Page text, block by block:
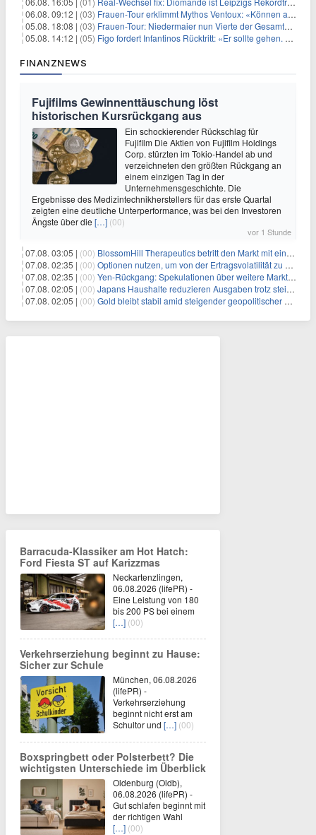
06.08. 09:12 | (03) Frauen-Tour erklimmt Mythos Ventoux: «Können alles schaffen»
05.08. 18:08 | (03) Frauen-Tour: Niedermaier nun Vierte der Gesamtwertung
05.08. 14:12 | (05) Figo fordert Infantinos Rücktritt: «Er sollte gehen. Jetzt»
FINANZNEWS
Fujifilms Gewinnenttäuschung löst
historischen Kursrückgang aus
Ein schockierender Rückschlag für
Fujifilm Die Aktien von Fujifilm Holdings
Corp. stürzten im Tokio-Handel ab und
verzeichneten den größten Rückgang an
einem einzigen Tag in der
Unternehmensgeschichte. Die
Ergebnisse des Medizintechnikherstellers für das erste Quartal
zeigten eine deutliche Unterperformance, was bei den Investoren
Ängste über die […] (00)
vor 1 Stunde
07.08. 03:05 | (00) BlossomHill Therapeutics betritt den Markt mit einem IPO-Boost von 150 Millionen Dollar
07.08. 02:35 | (00) Optionen nutzen, um von der Ertragsvolatilität zu profitieren
07.08. 02:35 | (00) Yen-Rückgang: Spekulationen über weitere Marktinterventionen nehmen zu
07.08. 02:05 | (00) Japans Haushalte reduzieren Ausgaben trotz steigender Löhne: Ein Warnsignal für das Wachstum
07.08. 02:05 | (00) Gold bleibt stabil amid steigender geopolitischer Spannungen im Persischen Golf
Barracuda-Klassiker am Hot Hatch:
Ford Fiesta ST auf Karizzmas
Neckartenzlingen,
06.08.2026 (lifePR) -
Eine Leistung von 180
bis 200 PS bei einem
[…] (00)
Verkehrserziehung beginnt zu Hause:
Sicher zur Schule
München, 06.08.2026
(lifePR) -
Verkehrserziehung
beginnt nicht erst am
Schultor und […] (00)
Boxspringbett oder Polsterbett? Die
wichtigsten Unterschiede im Überblick
Oldenburg (Oldb),
06.08.2026 (lifePR) -
Gut schlafen beginnt mit
der richtigen Wahl
[…] (00)